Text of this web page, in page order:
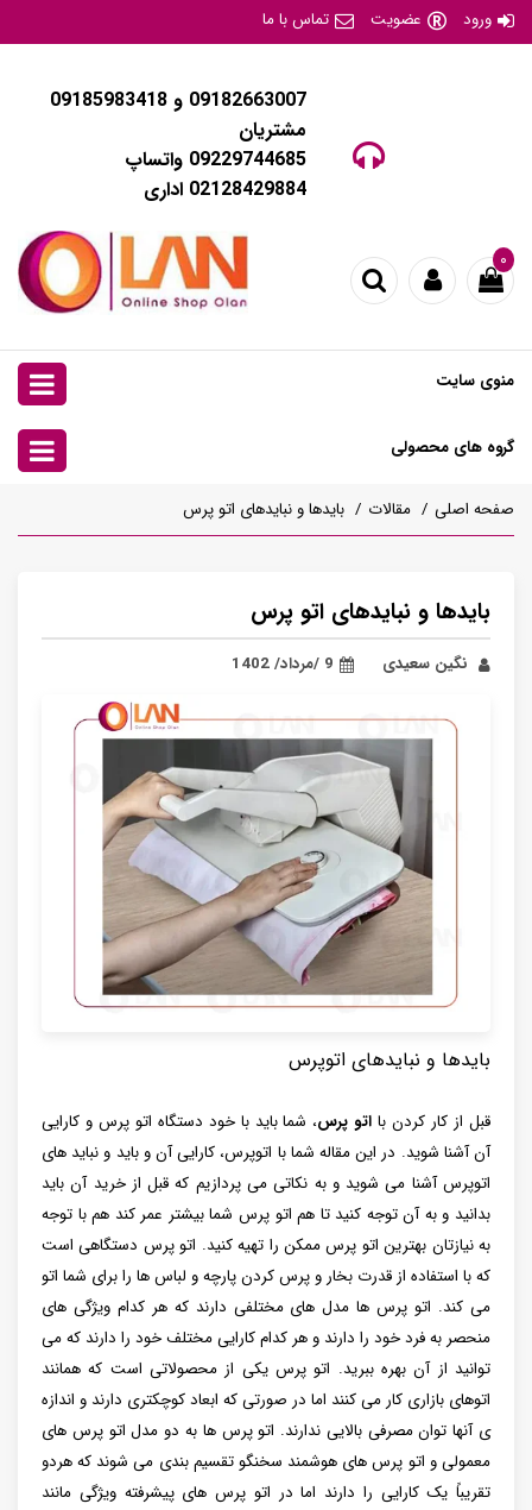
ورود عضویت تماس با ما
09182663007 و 09185983418
مشتریان
09229744685 واتساپ
02128429884 اداری
۰
منوی سایت
گروه های محصولی
صفحه اصلی مقالات بایدها و نبایدهای اتو پرس
بایدها و نبایدهای اتو پرس
نگین سعیدی 9 /مرداد/ 1402
بایدها و نبایدهای اتوپرس
قبل از کار کردن با اتو پرس، شما باید با خود دستگاه اتو پرس و کارایی
آن آشنا شوید. در این‌ مقاله شما با اتوپرس، کارایی آن و باید و نباید های
اتوپرس آشنا می شوید و به نکاتی می پردازیم که قبل از خرید آن باید
بدانید و به آن‌ توجه کنید تا هم اتو پرس شما بیشتر عمر کند هم با توجه
به نیازتان بهترین اتو پرس ممکن را تهیه کنید. اتو پرس دستگاهی است
که با استفاده از قدرت بخار و پرس کردن پارچه و لباس ها را برای شما اتو
می کند. اتو پرس ها مدل های مختلفی دارند که هر کدام ویژگی های
منحصر به فرد خود را دارند و هر کدام کارایی مختلف خود را دارند که می
توانید از آن بهره ببرید. اتو پرس یکی از محصولاتی است که همانند
اتوهای بازاری کار می کنند اما در صورتی که ابعاد کوچکتری دارند و اندازه
ی آنها توان مصرفی بالایی ندارند. اتو پرس ها به دو مدل اتو پرس های
معمولی و اتو پرس های هوشمند سخنگو تقسیم بندی می شوند که هردو
تقریباً یک کارایی را دارند اما در اتو پرس های پیشرفته ویژگی مانند